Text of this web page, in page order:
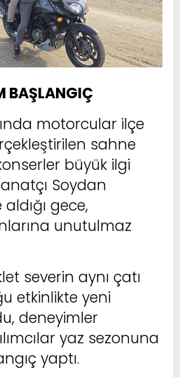
BAŞLANGIÇ
motorcular ilçe
sahne
büyük ilgi
Soydan
gece,
unutulmaz
severin aynı çatı
etkinlikte yeni
deneyimler
yaz sezonuna
yaptı.